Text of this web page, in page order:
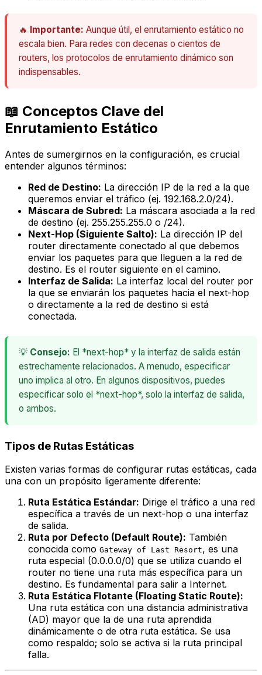
🔥 Importante: Aunque útil, el enrutamiento estático no
escala bien. Para redes con decenas o cientos de
routers, los protocolos de enrutamiento dinámico son
indispensables.
📖 Conceptos Clave del
Enrutamiento Estático
Antes de sumergirnos en la configuración, es crucial
entender algunos términos:
Red de Destino: La dirección IP de la red a la que
queremos enviar el tráfico (ej. 192.168.2.0/24).
Máscara de Subred: La máscara asociada a la red
de destino (ej. 255.255.255.0 o /24).
Next-Hop (Siguiente Salto): La dirección IP del
router directamente conectado al que debemos
enviar los paquetes para que lleguen a la red de
destino. Es el router siguiente en el camino.
Interfaz de Salida: La interfaz local del router por
la que se enviarán los paquetes hacia el next-hop
o directamente a la red de destino si está
conectada.
💡 Consejo: El *next-hop* y la interfaz de salida están
estrechamente relacionados. A menudo, especificar
uno implica al otro. En algunos dispositivos, puedes
especificar solo el *next-hop*, solo la interfaz de salida,
o ambos.
Tipos de Rutas Estáticas
Existen varias formas de configurar rutas estáticas, cada
una con un propósito ligeramente diferente:
Ruta Estática Estándar: Dirige el tráfico a una red
específica a través de un next-hop o una interfaz
de salida.
Ruta por Defecto (Default Route): También
conocida como Gateway of Last Resort, es una
ruta especial (0.0.0.0/0) que se utiliza cuando el
router no tiene una ruta más específica para un
destino. Es fundamental para salir a Internet.
Ruta Estática Flotante (Floating Static Route):
Una ruta estática con una distancia administrativa
(AD) mayor que la de una ruta aprendida
dinámicamente o de otra ruta estática. Se usa
como respaldo; solo se activa si la ruta principal
falla.